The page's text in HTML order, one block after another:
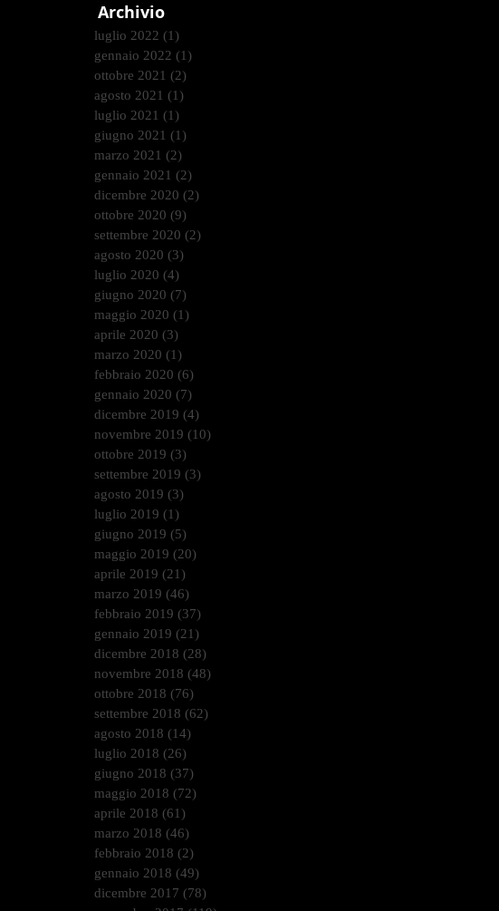
Archivio
luglio 2022 (1)
gennaio 2022 (1)
ottobre 2021 (2)
agosto 2021 (1)
luglio 2021 (1)
giugno 2021 (1)
marzo 2021 (2)
gennaio 2021 (2)
dicembre 2020 (2)
ottobre 2020 (9)
settembre 2020 (2)
agosto 2020 (3)
luglio 2020 (4)
giugno 2020 (7)
maggio 2020 (1)
aprile 2020 (3)
marzo 2020 (1)
febbraio 2020 (6)
gennaio 2020 (7)
dicembre 2019 (4)
novembre 2019 (10)
ottobre 2019 (3)
settembre 2019 (3)
agosto 2019 (3)
luglio 2019 (1)
giugno 2019 (5)
maggio 2019 (20)
aprile 2019 (21)
marzo 2019 (46)
febbraio 2019 (37)
gennaio 2019 (21)
dicembre 2018 (28)
novembre 2018 (48)
ottobre 2018 (76)
settembre 2018 (62)
agosto 2018 (14)
luglio 2018 (26)
giugno 2018 (37)
maggio 2018 (72)
aprile 2018 (61)
marzo 2018 (46)
febbraio 2018 (2)
gennaio 2018 (49)
dicembre 2017 (78)